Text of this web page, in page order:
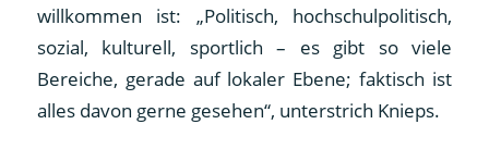
willkommen ist: „Politisch, hochschulpolitisch,
sozial, kulturell, sportlich – es gibt so viele
Bereiche, gerade auf lokaler Ebene; faktisch ist
alles davon gerne gesehen“, unterstrich Knieps.